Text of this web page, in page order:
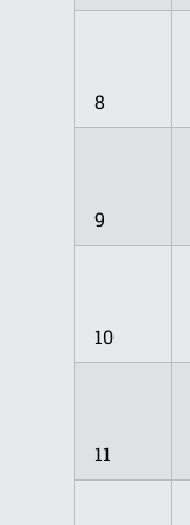
8
9
10
11